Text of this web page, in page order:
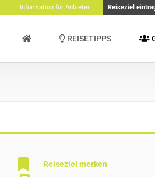
Information für Anbieter Reiseziel
REISETIPPS
Reiseziel merken